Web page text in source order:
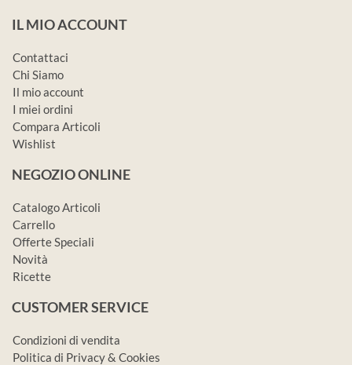
IL MIO ACCOUNT
Contattaci
Chi Siamo
Il mio account
I miei ordini
Compara Articoli
Wishlist
NEGOZIO ONLINE
Catalogo Articoli
Carrello
Offerte Speciali
Novità
Ricette
CUSTOMER SERVICE
Condizioni di vendita
Politica di Privacy & Cookies